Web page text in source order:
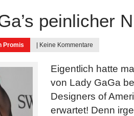
peinlicher
Promis Keine Kommentare
Eigentlich hatte
von Lady GaGa
Designers of
erwartet! Denn